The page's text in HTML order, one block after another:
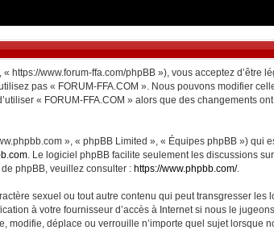
https://www.forum-ffa.com/phpBB »), vous acceptez
pas « FORUM-FFA.COM ». Nous pouvons modifier
« FORUM-FFA.COM » alors que des changements
», « phpBB Limited », « Équipes phpBB ») qui
. Le logiciel phpBB facilite seulement les discussions
phpBB, veuillez consulter : https://www.phpbb.com/.
sexuel ou tout autre contenu qui peut transgresser les
à votre fournisseur d’accès à Internet si nous le
déplace ou verrouille n’importe quel sujet lorsque